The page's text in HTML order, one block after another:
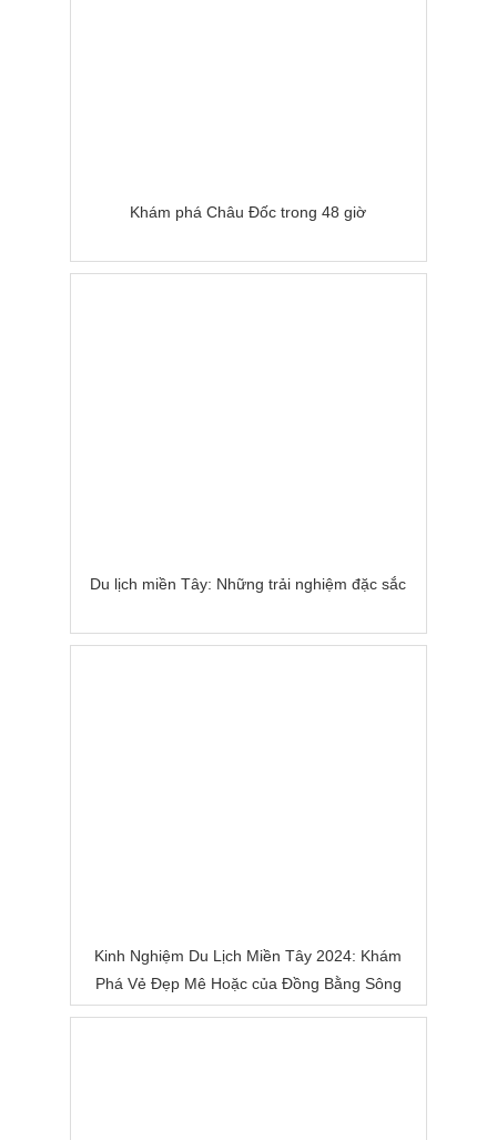
Khám phá Châu Đốc trong 48 giờ
Du lịch miền Tây: Những trải nghiệm đặc sắc
Kinh Nghiệm Du Lịch Miền Tây 2024: Khám
Phá Vẻ Đẹp Mê Hoặc của Đồng Bằng Sông
Nước